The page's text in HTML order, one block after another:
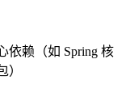
依赖（如 Spring 核
）